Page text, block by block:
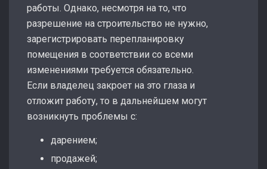
работы. Однако, несмотря на то, что
разрешение на строительство не нужно,
зарегистрировать перепланировку
помещения в соответствии со всеми
изменениями требуется обязательно.
Если владелец закроет на это глаза и
отложит работу, то в дальнейшем могут
возникнуть проблемы с:
дарением;
продажей;